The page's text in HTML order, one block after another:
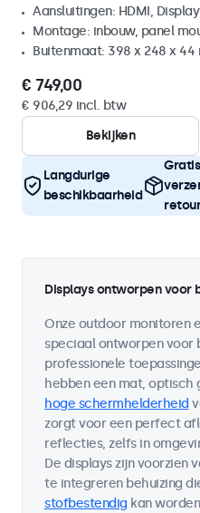
Aansluitingen: HDMI,
Montage: inbouw, panel
Buitenmaat: 398 x 248 x 44
€ 749,00
€ 906,29 incl. btw
Bekijken
Langdurige
beschikbaarheid
Gratis
Displays ontworpen voor
Onze outdoor monitoren
speciaal ontworpen voor
professionele
hebben een mat, optisch
hoge schermhelderheid
zorgt voor een perfect
reflecties, zelfs in
De displays zijn voorzien
te integreren behuizing
stofbestendig kan